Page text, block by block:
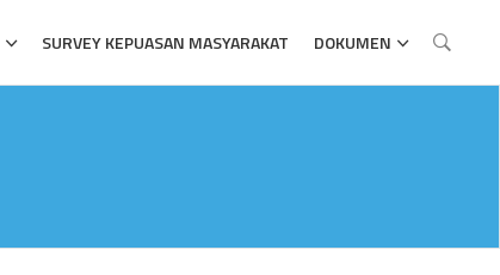
SURVEY KEPUASAN MASYARAKAT DOKUMEN